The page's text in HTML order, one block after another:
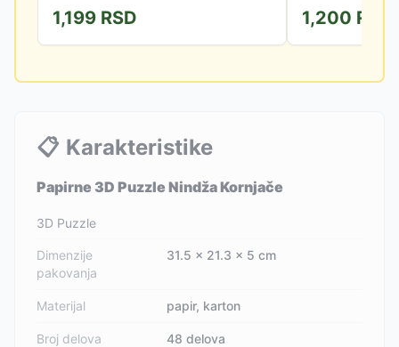
1,199 RSD
će Vam, deo po
1,200 RSD
📋 Karakteristike
Papirne 3D Puzzle Nindža Kornjače
3D Puzzle
Dimenzije
pakovanja
31.5 x 21.3 x 5 cm
Materijal papir, karton
Broj delova 48 delova